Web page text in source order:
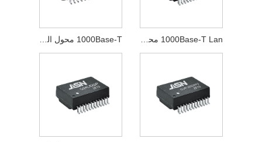
1000Base-T محول الشبكة 1000Base-T Lan محول